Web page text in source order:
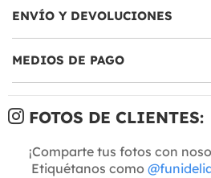
ENVÍO Y DEVOLUCIONES
MEDIOS DE PAGO
FOTOS DE CLIENTES:
¡Comparte tus fotos con
Etiquétanos como